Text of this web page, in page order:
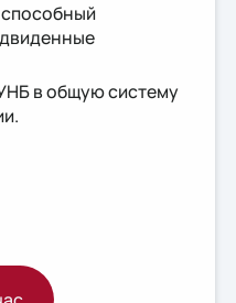
в общую систему